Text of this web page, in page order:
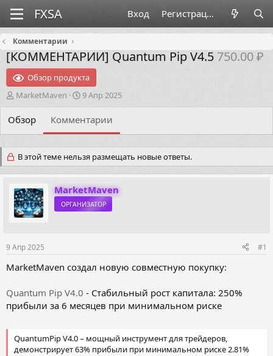
Вход Регистрация
Комментарии
[КОММЕНТАРИИ] Quantum Pip V4.5 750.00 ₽
Обзор продукта
А
т
е
MarketMaven
Д
т
ч
а
9 Апр 2025
Обзор Комментарии
В этой теме нельзя размещать новые ответы.
MarketMaven
ОРГАНИЗАТОР
9 Апр 2025 #1
MarketMaven создал новую совместную покупку:
Quantum Pip V4.0 - Стабильный рост капитала: 250%
прибыли за 6 месяцев при минимальном риске
QuantumPip V4.0 – мощный инструмент для трейдеров,
демонстрирует 63% прибыли при минимальном риске 2.81%